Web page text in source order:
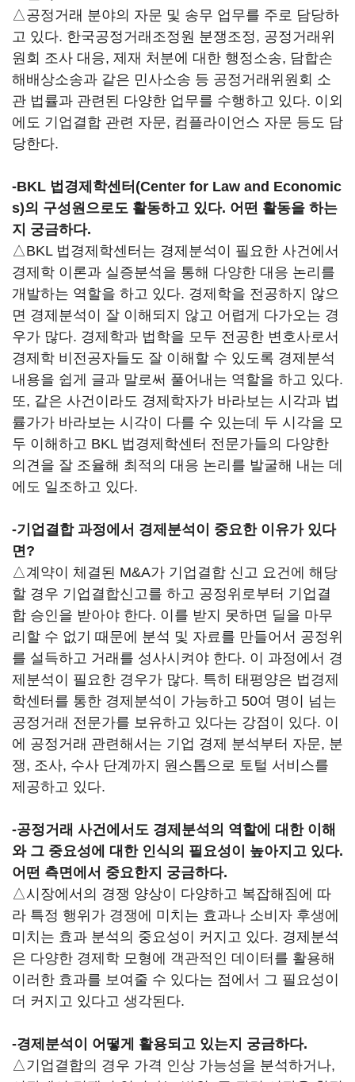
△공정거래 분야의 자문 및 송무 업무를 주로 담당하
고 있다. 한국공정거래조정원 분쟁조정, 공정거래위
원회 조사 대응, 제재 처분에 대한 행정소송, 담합손
해배상소송과 같은 민사소송 등 공정거래위원회 소
관 법률과 관련된 다양한 업무를 수행하고 있다. 이외
에도 기업결합 관련 자문, 컴플라이언스 자문 등도 담
당한다.
-BKL 법경제학센터(Center for Law and Economic
s)의 구성원으로도 활동하고 있다. 어떤 활동을 하는
지 궁금하다.
△BKL 법경제학센터는 경제분석이 필요한 사건에서
경제학 이론과 실증분석을 통해 다양한 대응 논리를
개발하는 역할을 하고 있다. 경제학을 전공하지 않으
면 경제분석이 잘 이해되지 않고 어렵게 다가오는 경
우가 많다. 경제학과 법학을 모두 전공한 변호사로서
경제학 비전공자들도 잘 이해할 수 있도록 경제분석
내용을 쉽게 글과 말로써 풀어내는 역할을 하고 있다.
또, 같은 사건이라도 경제학자가 바라보는 시각과 법
률가가 바라보는 시각이 다를 수 있는데 두 시각을 모
두 이해하고 BKL 법경제학센터 전문가들의 다양한
의견을 잘 조율해 최적의 대응 논리를 발굴해 내는 데
에도 일조하고 있다.
-기업결합 과정에서 경제분석이 중요한 이유가 있다
면?
△계약이 체결된 M&A가 기업결합 신고 요건에 해당
할 경우 기업결합신고를 하고 공정위로부터 기업결
합 승인을 받아야 한다. 이를 받지 못하면 딜을 마무
리할 수 없기 때문에 분석 및 자료를 만들어서 공정위
를 설득하고 거래를 성사시켜야 한다. 이 과정에서 경
제분석이 필요한 경우가 많다. 특히 태평양은 법경제
학센터를 통한 경제분석이 가능하고 50여 명이 넘는
공정거래 전문가를 보유하고 있다는 강점이 있다. 이
에 공정거래 관련해서는 기업 경제 분석부터 자문, 분
쟁, 조사, 수사 단계까지 원스톱으로 토털 서비스를
제공하고 있다.
-공정거래 사건에서도 경제분석의 역할에 대한 이해
와 그 중요성에 대한 인식의 필요성이 높아지고 있다.
어떤 측면에서 중요한지 궁금하다.
△시장에서의 경쟁 양상이 다양하고 복잡해짐에 따
라 특정 행위가 경쟁에 미치는 효과나 소비자 후생에
미치는 효과 분석의 중요성이 커지고 있다. 경제분석
은 다양한 경제학 모형에 객관적인 데이터를 활용해
이러한 효과를 보여줄 수 있다는 점에서 그 필요성이
더 커지고 있다고 생각된다.
-경제분석이 어떻게 활용되고 있는지 궁금하다.
△기업결합의 경우 가격 인상 가능성을 분석하거나,